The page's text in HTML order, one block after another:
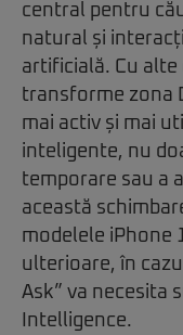
central pentru
natural și
artificială. Cu alte
transforme zona
mai activ și mai
inteligente, nu
temporare sau a
această
modelele iPhone
ulterioare, în
Ask” va necesita
Intelligence.